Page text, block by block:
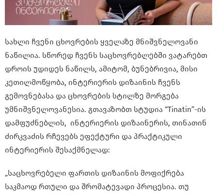
სახლი ჩვენი ცხოვრების ყველაზე მნიშვნელოვანი
ნაწილია. სწორედ ჩვენს საცხოვრებლებში ვატარებთ
დროის უდიდეს ნაწილს, ამიტომ, ბუნებრივია, მისი
კეთილმოწყობა, ინტერიერის დიზაინის ჩვენს
გემოვნებასა და ცხოვრების სტილზე მორგება
უმნიშვნელოვანესია. გთავაზობთ სტუდია “Tinatin”-ის
დამფუძნებლის, ინტერიერის დიზაინერის, თინათინ
ძირკვაძის რჩევებს ეფექტური და პრაქტიკული
ინტერიერის შესაქმნელად:
„საცხოვრებელი ფართის დიზაინის მოფიქრება
საკმაოდ რთული და შრომატევადი პროცესია. თუ